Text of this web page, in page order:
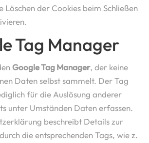
Löschen der Cookies beim Schließen
Tag Manager
Google Tag Manager, der keine
Daten selbst sammelt. Der Tag
für die Auslösung anderer
unter Umständen Daten erfassen.
beschreibt Details zur
die entsprechenden Tags, wie z.